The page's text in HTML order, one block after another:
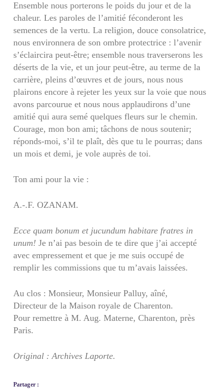
Ensemble nous porterons le poids du jour et de la
chaleur. Les paroles de l’amitié féconderont les
semences de la vertu. La religion, douce consolatrice,
nous environnera de son ombre protectrice : l’avenir
s’éclaircira peut-être; ensemble nous traverserons les
déserts de la vie, et un jour peut-être, au terme de la
carrière, pleins d’œuvres et de jours, nous nous
plairons encore à rejeter les yeux sur la voie que nous
avons parcourue et nous nous applaudirons d’une
amitié qui aura semé quelques fleurs sur le chemin.
Courage, mon bon ami; tâchons de nous soutenir;
réponds-moi, s’il te plaît, dès que tu le pourras; dans
un mois et demi, je vole auprès de toi.
Ton ami pour la vie :
A.-.F. OZANAM.
Ecce quam bonum et jucundum habitare fratres in
unum! Je n’ai pas besoin de te dire que j’ai accepté
avec empressement et que je me suis occupé de
remplir les commissions que tu m’avais laissées.
Au clos : Monsieur, Monsieur Palluy, aîné,
Directeur de la Maison royale de Charenton.
Pour remettre à M. Aug. Materne, Charenton, près
Paris.
Original : Archives Laporte.
Partager :